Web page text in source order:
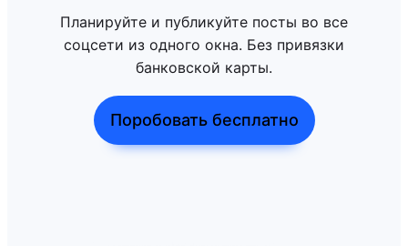
Планируйте и публикуйте посты во все
соцсети из одного окна. Без привязки
банковской карты.
Поробовать бесплатно